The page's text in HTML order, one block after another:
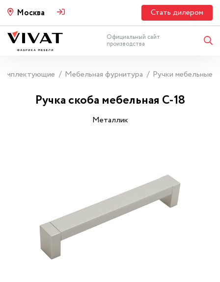
Москва Стать дилером
Официальный сайт
производства
Мебельная фурнитура Ручки мебельные
Ручка скоба мебельная С-18
Металлик